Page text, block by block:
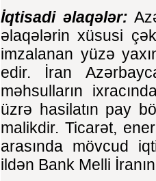
İqtisadi əlaqələr:
əlaqələrin xüsusi
imzalanan yüzə
edir. İran
məhsulların
üzrə hasilatın pay
malikdir. Ticarət,
arasında mövcud
ildən Bank Melli